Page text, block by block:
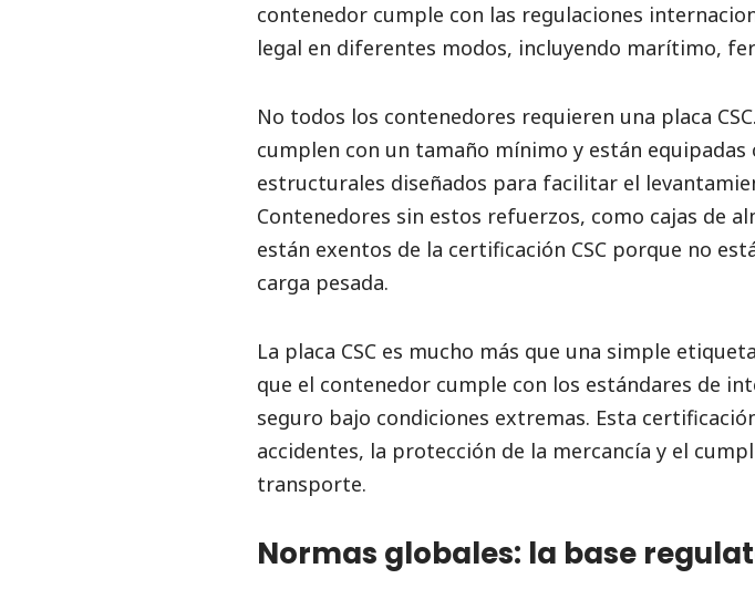
contenedor cumple con las regulaciones
legal en diferentes modos, incluyendo marítimo,
No todos los contenedores requieren una placa
cumplen con un tamaño mínimo y están
estructurales diseñados para facilitar el
Contenedores sin estos refuerzos, como cajas de
están exentos de la certificación CSC porque no
carga pesada.
La placa CSC es mucho más que una simple
que el contenedor cumple con los estándares de
seguro bajo condiciones extremas. Esta
accidentes, la protección de la mercancía y el
transporte.
Normas globales: la base